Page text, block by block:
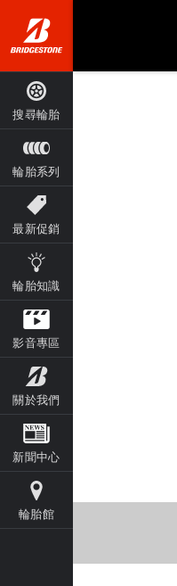
搜尋輪胎
輪胎系列
最新促銷
輪胎知識
影音專區
關於我們
新聞中心
輪胎館